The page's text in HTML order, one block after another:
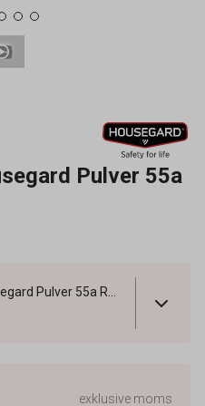
Pulver 55a
exklusive moms